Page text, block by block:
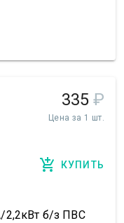
335 ₽
Цена за 1 шт.
КУПИТЬ
2,2кВт б/з ПВС